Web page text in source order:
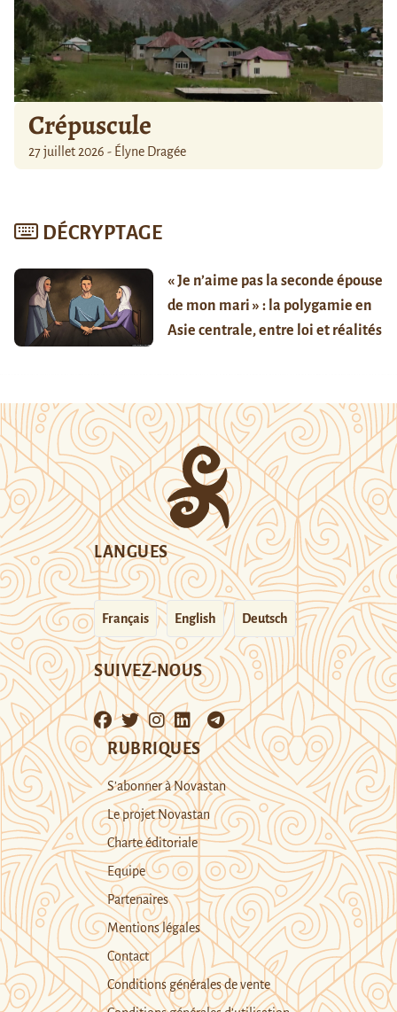
Crépuscule
27 juillet 2026 - Élyne Dragée
DÉCRYPTAGE
« Je n’aime pas la seconde épouse
de mon mari » : la polygamie en
Asie centrale, entre loi et réalités
LANGUES
Français English Deutsch
SUIVEZ-NOUS
RUBRIQUES
S’abonner à Novastan
Le projet Novastan
Charte éditoriale
Equipe
Partenaires
Mentions légales
Contact
Conditions générales de vente